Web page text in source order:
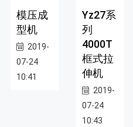
模压成
型机
2019-
07-24
10:41
Yz27系
列
4000T
框式拉
伸机
2019-
07-24
10:43